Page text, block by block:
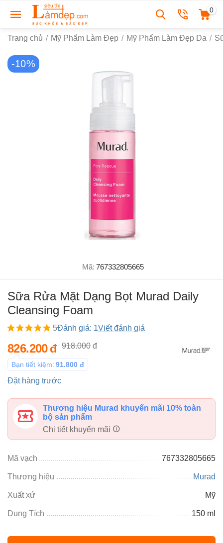
0
Trang chủ / Mỹ Phẩm Làm Đẹp / Mỹ Phẩm Làm Đẹp Da /
-10%
Mã: 767332805665
Sữa Rửa Mặt Dạng Bọt Murad Daily
Cleansing Foam
5Đánh giá: 1Viết đánh giá
826.200đ 918.000 đ
Bạn tiết kiệm: 91.800 đ
Đặt hàng trước
Thương hiệu Murad khuyến mãi 10% toàn
bộ sản phẩm
Chi tiết khuyến mãi
Mã vạch 767332805665
Thương hiệu Murad
Xuất xứ Mỹ
Dung Tích 150 ml